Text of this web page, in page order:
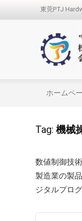
東莞PTJ
ホームペ
Tag: 機械
数値制御技
製造業の製
ジタルプロ